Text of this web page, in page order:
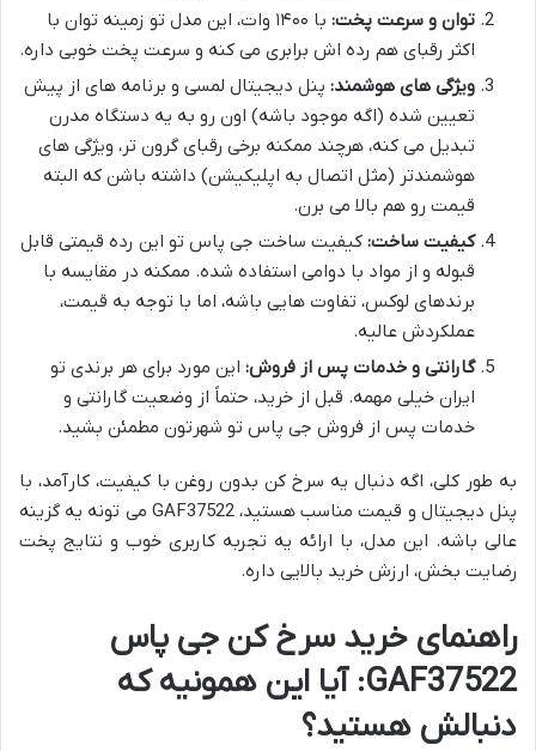
توان و سرعت پخت:
با ۱۴۰۰ وات، این مدل تو زمینه توان با
اکثر رقبای هم رده اش برابری می کنه و سرعت پخت خوبی داره.
ویژگی های هوشمند: پنل دیجیتال لمسی و برنامه های از پیش
تعیین شده (اگه موجود باشه) اون رو به یه دستگاه مدرن
تبدیل می کنه، هرچند ممکنه برخی رقبای گرون تر، ویژگی های
هوشمندتر (مثل اتصال به اپلیکیشن) داشته باشن که البته
قیمت رو هم بالا می برن.
کیفیت ساخت: کیفیت ساخت جی پاس تو این رده قیمتی قابل
قبوله و از مواد با دوامی استفاده شده. ممکنه در مقایسه با
برندهای لوکس، تفاوت هایی باشه، اما با توجه به قیمت،
عملکردش عالیه.
گارانتی و خدمات پس از فروش: این مورد برای هر برندی تو
ایران خیلی مهمه. قبل از خرید، حتماً از وضعیت گارانتی و
خدمات پس از فروش جی پاس تو شهرتون مطمئن بشید.
به طور کلی، اگه دنبال یه سرخ کن بدون روغن با کیفیت، کارآمد، با
پنل دیجیتال و قیمت مناسب هستید، GAF37522 می تونه یه گزینه
عالی باشه. این مدل، با ارائه یه تجربه کاربری خوب و نتایج پخت
رضایت بخش، ارزش خرید بالایی داره.
راهنمای خرید سرخ کن جی پاس
GAF37522: آیا این همونیه که
دنبالش هستید؟